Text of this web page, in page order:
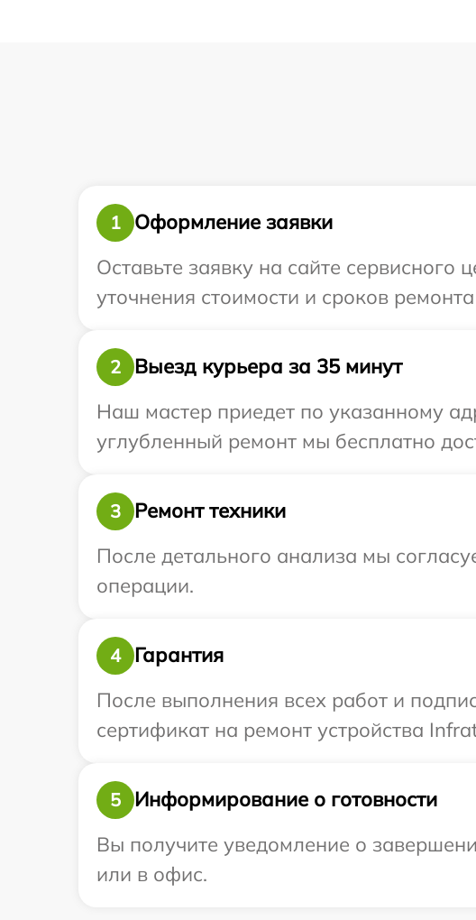
1
Оформление заявки
Оставьте заявку на сайте
уточнения стоимости и сроков
2
Выезд курьера за 35 минут
Наш мастер приедет по указанному
углубленный ремонт мы бесплатно
3
Ремонт техники
После детального анализа мы
операции.
4
Гарантия
После выполнения всех работ и
сертификат на ремонт устройства
5
Информирование о готовности
Вы получите уведомление о
или в офис.